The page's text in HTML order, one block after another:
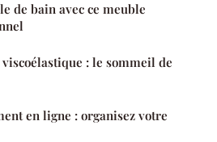
de bain avec ce meuble
: le sommeil de
en ligne : organisez votre